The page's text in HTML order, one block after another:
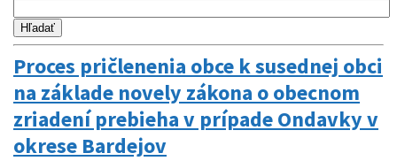
Proces pričlenenia obce k susednej obci
na základe novely zákona o obecnom
zriadení prebieha v prípade Ondavky v
okrese Bardejov